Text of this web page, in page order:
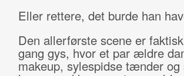
Eller rettere, det burde han
Den allerførste scene er
gang gys, hvor et par ældre
makeup, sylespidse tænder